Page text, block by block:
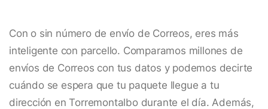
Con o sin número de envío de Correos, eres más
inteligente con parcello. Comparamos millones de
envíos de Correos con tus datos y podemos decirte
cuándo se espera que tu paquete llegue a tu
dirección en Torremontalbo durante el día. Además,